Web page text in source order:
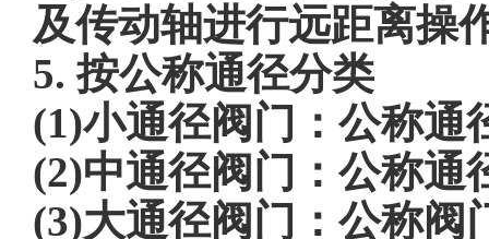
及传动轴进行远距离操
5. 按公称通径分类
(1)小通径阀门：公称通
(2)中通径阀门：公称通
(3)大通径阀门：公称阀